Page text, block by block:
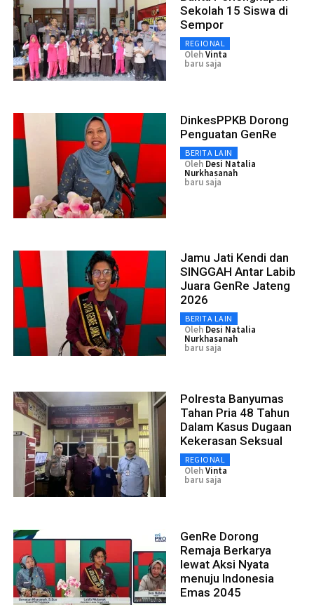
Sekolah 15 Siswa di
Sempor
REGIONAL
OlehVinta
baru saja
DinkesPPKB Dorong
Penguatan GenRe
BERITA LAIN
Oleh Desi Natalia
Nurkhasanah
baru saja
Jamu Jati Kendi dan
SINGGAH Antar Labib
Juara GenRe Jateng
2026
BERITA LAIN
Oleh Desi Natalia
Nurkhasanah
baru saja
Polresta Banyumas
Tahan Pria 48 Tahun
Dalam Kasus Dugaan
Kekerasan Seksual
REGIONAL
OlehVinta
baru saja
GenRe Dorong
Remaja Berkarya
lewat Aksi Nyata
menuju Indonesia
Emas 2045